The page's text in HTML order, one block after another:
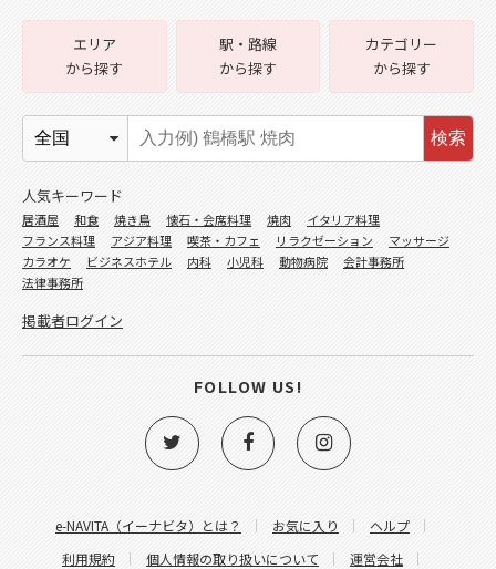
e-NAVITA（イーナビタ）とは？ お気に入り
ヘルプ
利用規約
個人情報の取り扱いについて
運営会社
エリア
から探す
駅・路線
から探す
カテゴリー
から探す
検索
人気キーワード
居酒屋 和食 焼き鳥 懐石・会席料理 焼肉
イタリア料理
フランス料理
アジア料理 喫茶・カフェ リラクゼーション
マッサージ
カラオケ
ビジネスホテル 内科 小児科 動物病院
会計事務所
法律事務所
掲載者ログイン
FOLLOW US!